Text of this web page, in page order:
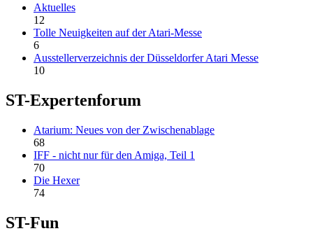
Aktuelles
12
Tolle Neuigkeiten auf der Atari-Messe
6
Ausstellerverzeichnis der Düsseldorfer Atari Messe
10
ST-Expertenforum
Atarium: Neues von der Zwischenablage
68
IFF - nicht nur für den Amiga, Teil 1
70
Die Hexer
74
ST-Fun